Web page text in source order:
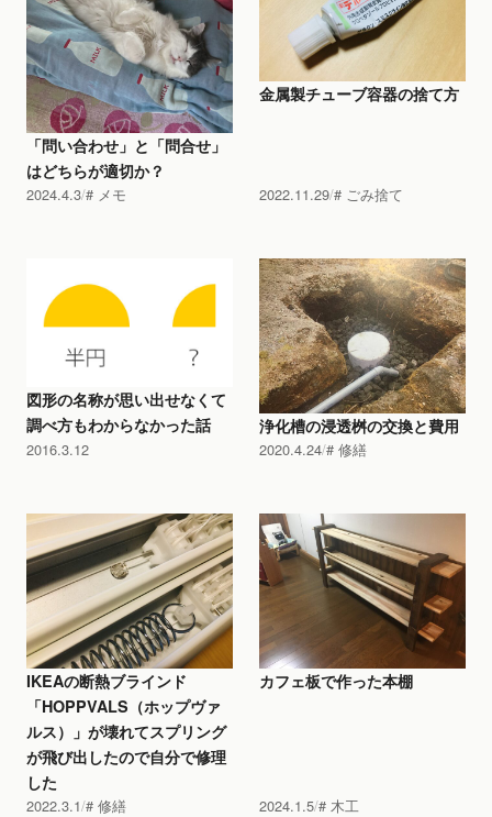
「問い合わせ」と「問合せ」
はどちらが適切か？
2024.4.3 メモ
金属製チューブ容器の捨て方
2022.11.29 ごみ捨て
図形の名称が思い出せなくて
調べ方もわからなかった話
2016.3.12
浄化槽の浸透桝の交換と費用
2020.4.24 修繕
IKEAの断熱ブラインド
「HOPPVALS（ホップヴァ
ルス）」が壊れてスプリング
が飛び出したので自分で修理
した
2022.3.1 修繕
カフェ板で作った本棚
2024.1.5 木工